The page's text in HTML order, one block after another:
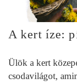
A kert íze:
Ülök a kert
csodavilágot,